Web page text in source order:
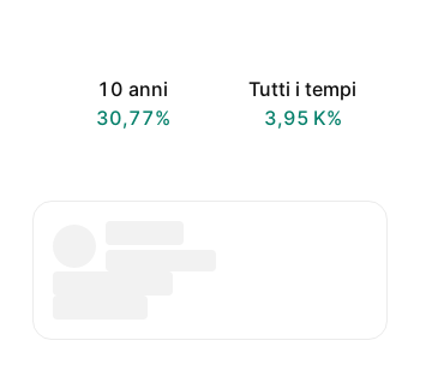
10 anni
30,77%
Tutti i tempi
‪3,95 K‬%